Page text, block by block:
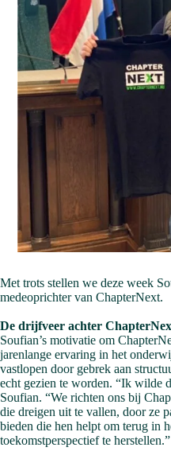
Met trots stellen we deze week
medeoprichter van ChapterNext.
De drijfveer achter
Soufian’s motivatie om
jarenlange ervaring in het
vastlopen door gebrek aan
echt gezien te worden. “Ik wilde
Soufian. “We richten ons bij
die dreigen uit te vallen, door ze
bieden die hen helpt om terug in
toekomstperspectief te herstellen.”